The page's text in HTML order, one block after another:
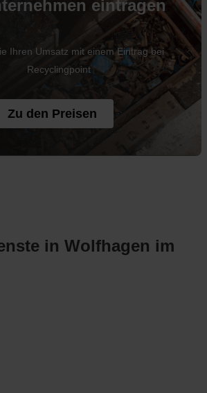
eintragen
Ihren Umsatz mit einem Eintrag bei
Recyclingpoint
Zu den Preisen
in Wolfhagen im